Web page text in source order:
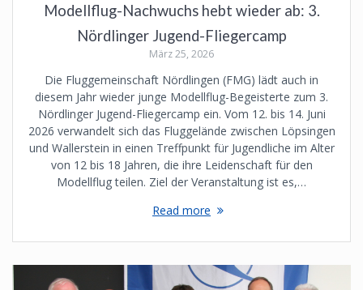
Modellflug-Nachwuchs hebt wieder ab: 3.
Nördlinger Jugend-Fliegercamp
März 25, 2026
Die Fluggemeinschaft Nördlingen (FMG) lädt auch in
diesem Jahr wieder junge Modellflug-Begeisterte zum 3.
Nördlinger Jugend-Fliegercamp ein. Vom 12. bis 14. Juni
2026 verwandelt sich das Fluggelände zwischen Löpsingen
und Wallerstein in einen Treffpunkt für Jugendliche im Alter
von 12 bis 18 Jahren, die ihre Leidenschaft für den
Modellflug teilen. Ziel der Veranstaltung ist es,…
Read more